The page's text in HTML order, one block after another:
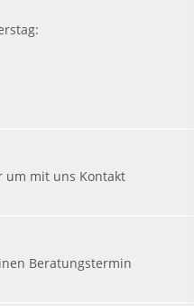
um mit uns Kontakt
Beratungstermin